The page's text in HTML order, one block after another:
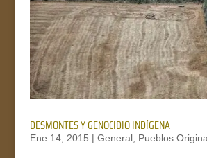
DESMONTES Y GENOCIDIO INDÍGENA
Ene 14, 2015 | General, Pueblos